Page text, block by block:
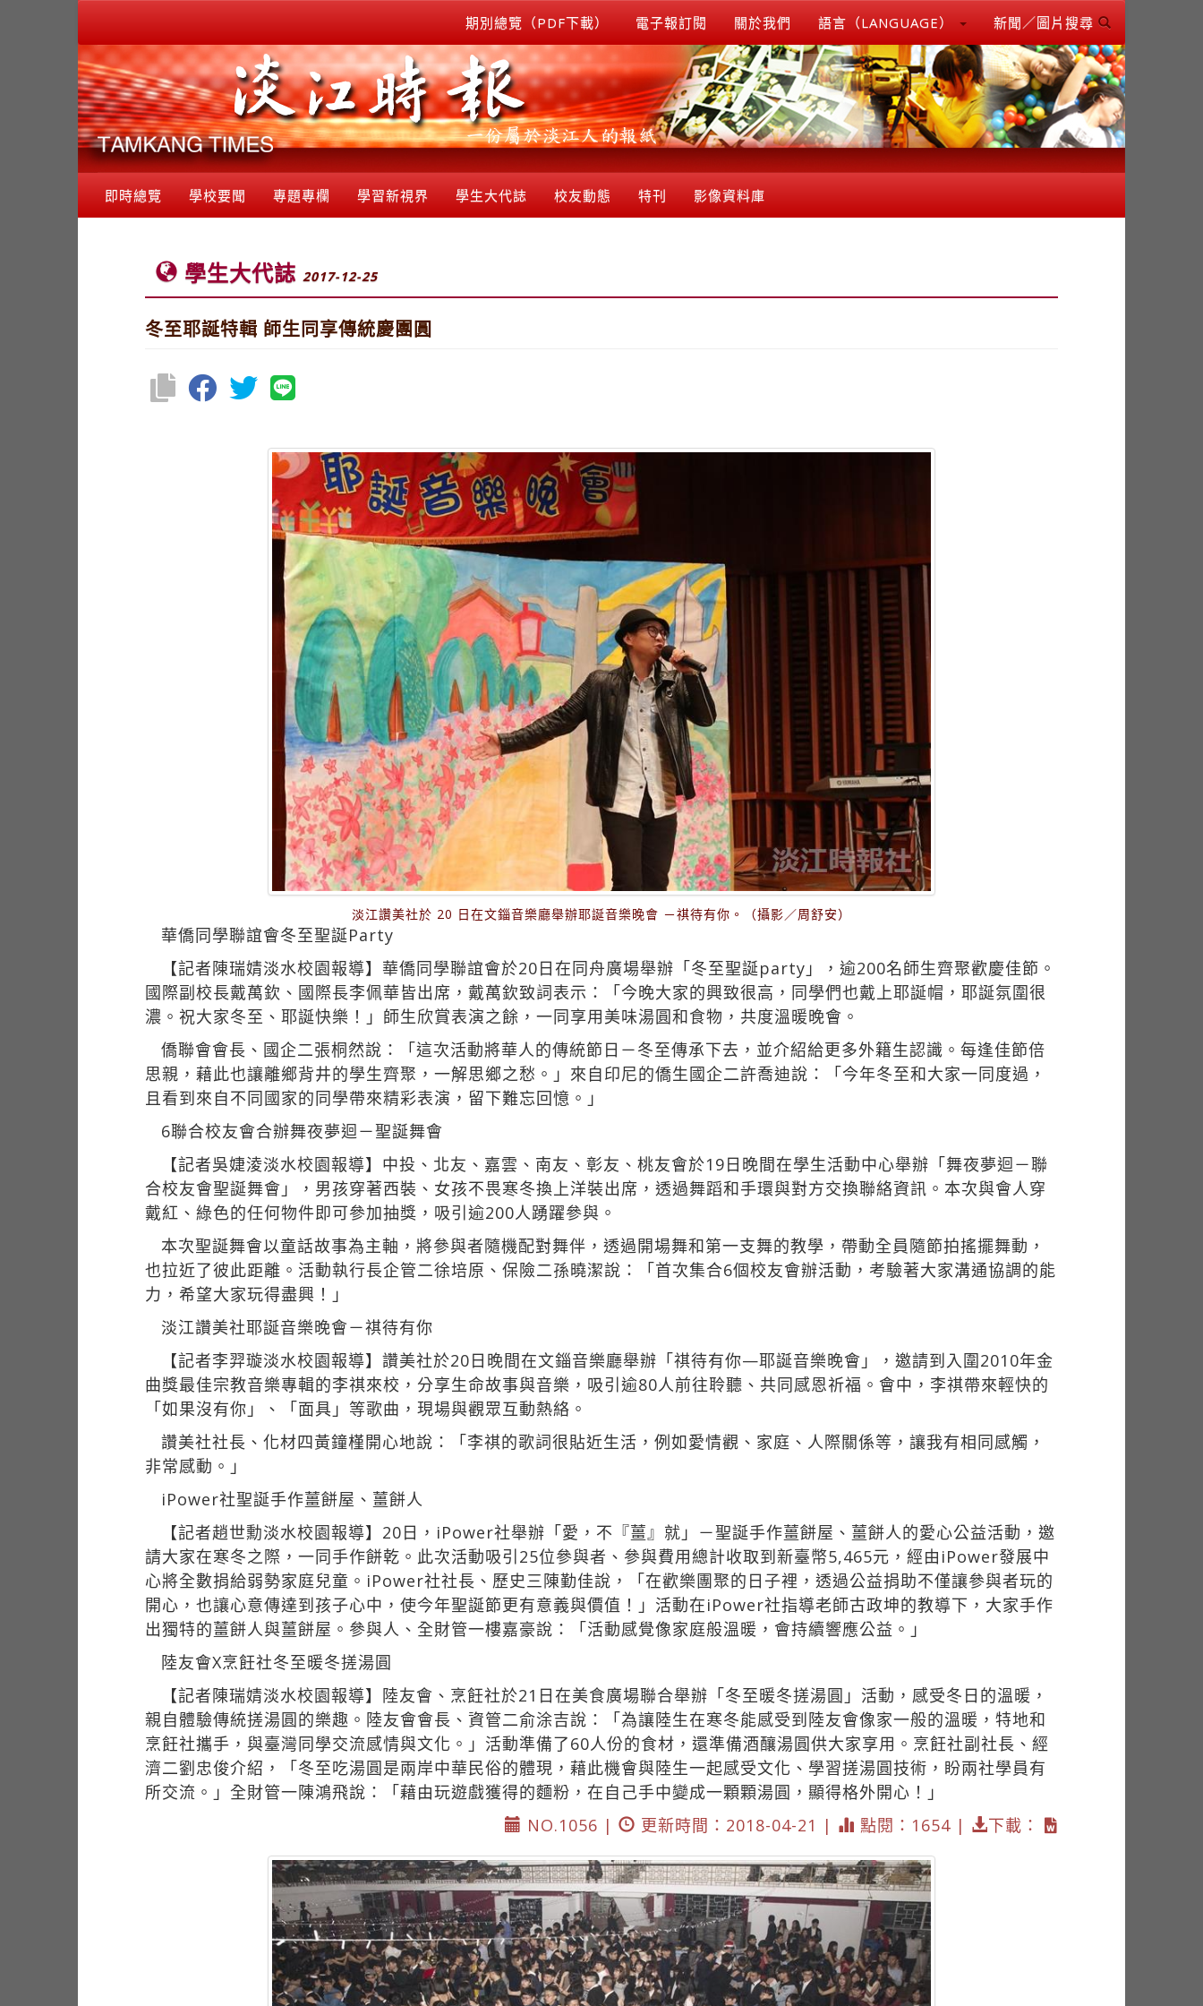
期別總覽（PDF下載） 電子報訂閱 關於我們 語言（LANGUAGE） 新聞／圖片搜尋
即時總覽 學校要聞 專題專欄 學習新視界 學生大代誌 校友動態 特刊 影像資料庫
學生大代誌 2017-12-25
冬至耶誕特輯 師生同享傳統慶團圓
淡江讚美社於 20 日在文錙音樂廳舉辦耶誕音樂晚會 －祺待有你。（攝影／周舒安）
華僑同學聯誼會冬至聖誕Party
【記者陳瑞婧淡水校園報導】華僑同學聯誼會於20日在同舟廣場舉辦「冬至聖誕party」，逾200名師生齊聚歡慶佳節。
國際副校長戴萬欽、國際長李佩華皆出席，戴萬欽致詞表示：「今晚大家的興致很高，同學們也戴上耶誕帽，耶誕氛圍很
濃。祝大家冬至、耶誕快樂！」師生欣賞表演之餘，一同享用美味湯圓和食物，共度溫暖晚會。
僑聯會會長、國企二張桐然說：「這次活動將華人的傳統節日－冬至傳承下去，並介紹給更多外籍生認識。每逢佳節倍
思親，藉此也讓離鄉背井的學生齊聚，一解思鄉之愁。」來自印尼的僑生國企二許喬迪說：「今年冬至和大家一同度過，
且看到來自不同國家的同學帶來精彩表演，留下難忘回憶。」
6聯合校友會合辦舞夜夢迴－聖誕舞會
【記者吳婕淩淡水校園報導】中投、北友、嘉雲、南友、彰友、桃友會於19日晚間在學生活動中心舉辦「舞夜夢迴－聯
合校友會聖誕舞會」，男孩穿著西裝、女孩不畏寒冬換上洋裝出席，透過舞蹈和手環與對方交換聯絡資訊。本次與會人穿
戴紅、綠色的任何物件即可參加抽獎，吸引逾200人踴躍參與。
本次聖誕舞會以童話故事為主軸，將參與者隨機配對舞伴，透過開場舞和第一支舞的教學，帶動全員隨節拍搖擺舞動，
也拉近了彼此距離。活動執行長企管二徐培原、保險二孫曉潔說：「首次集合6個校友會辦活動，考驗著大家溝通協調的能
力，希望大家玩得盡興！」
淡江讚美社耶誕音樂晚會－祺待有你
【記者李羿璇淡水校園報導】讚美社於20日晚間在文錙音樂廳舉辦「祺待有你—耶誕音樂晚會」，邀請到入圍2010年金
曲獎最佳宗教音樂專輯的李祺來校，分享生命故事與音樂，吸引逾80人前往聆聽、共同感恩祈福。會中，李祺帶來輕快的
「如果沒有你」、「面具」等歌曲，現場與觀眾互動熱絡。
讚美社社長、化材四黃鐘槿開心地說：「李祺的歌詞很貼近生活，例如愛情觀、家庭、人際關係等，讓我有相同感觸，
非常感動。」
iPower社聖誕手作薑餅屋、薑餅人
【記者趙世勳淡水校園報導】20日，iPower社舉辦「愛，不『薑』就」－聖誕手作薑餅屋、薑餅人的愛心公益活動，邀
請大家在寒冬之際，一同手作餅乾。此次活動吸引25位參與者、參與費用總計收取到新臺幣5,465元，經由iPower發展中
心將全數捐給弱勢家庭兒童。iPower社社長、歷史三陳勤佳說，「在歡樂團聚的日子裡，透過公益捐助不僅讓參與者玩的
開心，也讓心意傳達到孩子心中，使今年聖誕節更有意義與價值！」活動在iPower社指導老師古政坤的教導下，大家手作
出獨特的薑餅人與薑餅屋。參與人、全財管一樓嘉豪說：「活動感覺像家庭般溫暖，會持續響應公益。」
陸友會X烹飪社冬至暖冬搓湯圓
【記者陳瑞婧淡水校園報導】陸友會、烹飪社於21日在美食廣場聯合舉辦「冬至暖冬搓湯圓」活動，感受冬日的溫暖，
親自體驗傳統搓湯圓的樂趣。陸友會會長、資管二俞涂吉說：「為讓陸生在寒冬能感受到陸友會像家一般的溫暖，特地和
烹飪社攜手，與臺灣同學交流感情與文化。」活動準備了60人份的食材，還準備酒釀湯圓供大家享用。烹飪社副社長、經
濟二劉忠俊介紹，「冬至吃湯圓是兩岸中華民俗的體現，藉此機會與陸生一起感受文化、學習搓湯圓技術，盼兩社學員有
所交流。」全財管一陳鴻飛說：「藉由玩遊戲獲得的麵粉，在自己手中變成一顆顆湯圓，顯得格外開心！」
NO.1056 |
更新時間：2018-04-21 | 點閱：1654 | 下載：